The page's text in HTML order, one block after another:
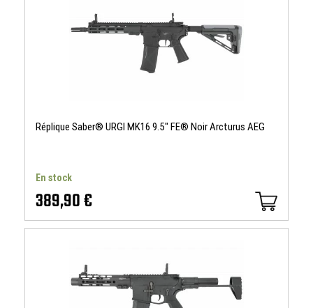
Réplique Saber® URGI MK16 9.5" FE® Noir Arcturus AEG
En stock
389,90 €